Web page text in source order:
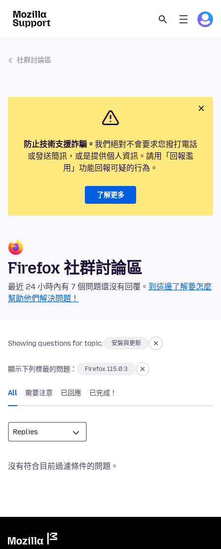
社群討論區
防止技術支援詐騙。 我們絕對不會要求您撥打電話
或發送簡訊，或是提供個人資訊。請用「回報濫
用」功能回報可疑的行為。
了解更多
Firefox 社群討論區
最近 24 小時內有 7 個問題還沒有回覆。 到這邊了解要怎麼
幫助他們解決問題！
Showing questions for topic: 安裝與更新
顯示下列標籤的問題： Firefox 115.0.3
All 需要注意 已回應 已完成！
沒有符合目前過濾條件的問題。